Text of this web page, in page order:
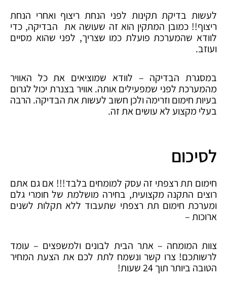
לעשות בדיקת תקינות לפני הנחת ריצוף ואחרי הנחת
ריצוף!! כמובן המתקין הוא זה שעושה את הבדיקה, כדי
לוודא שהמערכת פועלת כמו שצריך, לפני שהוא מסיים
ועוזב.
במסגרת הבדיקה – לוודא שמוציאים את כל האוויר
מהמערכת לפני שמפעילים אותה. אוויר בצנרת יכול לגרום
בעיות חימום וזרימה ולכן חשוב לעשות את הבדיקה. הרבה
בעלי מקצוע לא עושים את זה.
לסיכום
חימום תת רצפתי זה עסק למומחים בלבד!!! אם גם אתם
רוצים התקנה מקצועית, בחירה מושלמת של חומרי גלם
ומערכת חימום תת רצפתי שתעבוד ללא תקלות לשנים
ארוכות –
צוות המומחה – אתר הבית לבונים ולמשפצים – עומד
לרשותכם! צרו קשר ונשמח לתת לכם את הצעת המחיר
הטובה ביותר תוך 24 שעות!